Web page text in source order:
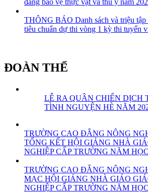
đẳng bảo vệ thực vật và thú y năm
THÔNG BÁO Danh sách và triệu tập
tiêu chuẩn dự thi vòng 1 kỳ thi tuyển
ĐOÀN THỂ
LỄ RA QUÂN CHIẾN DỊCH
TÌNH NGUYỆN HÈ NĂM
TRƯỜNG CAO ĐẲNG NÔNG
TỔNG KẾT HỘI GIẢNG NHÀ
NGHIỆP CẤP TRƯỜNG NĂM
TRƯỜNG CAO ĐẲNG NÔNG
MẠC HỘI GIẢNG NHÀ GIÁO
NGHIỆP CẤP TRƯỜNG NĂM